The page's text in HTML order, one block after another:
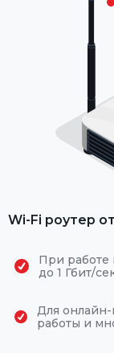
Wi-Fi роутер
При работе
до 1 Гбит/
Для онлайн-
работы и